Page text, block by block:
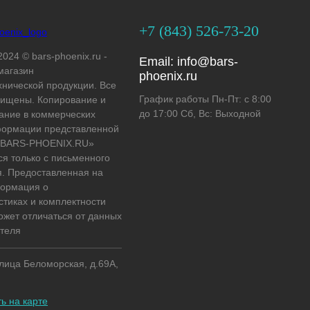
© bars-phoenix.ru -
продукции. Все
Копирование и
в коммерческих
представленной
PHOENIX.RU»
только с письменного
Предоставленная на
о
и комплектности
отличаться от данных
Беломорская, д.69А,
на карте
+7 (843) 526-73-20
Email: info@bars-
phoenix.ru
График работы Пн-Пт: с 8:00
до 17:00 Сб, Вс: Выходной